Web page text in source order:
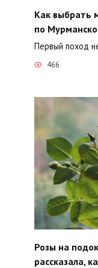
Как выбрать
по
Первый поход
466
Розы на
рассказала,